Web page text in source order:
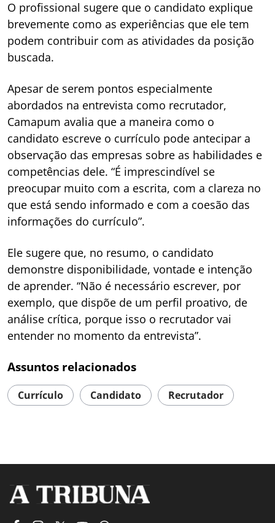
O profissional sugere que o candidato explique
brevemente como as experiências que ele tem
podem contribuir com as atividades da posição
buscada.
Apesar de serem pontos especialmente
abordados na entrevista como recrutador,
Camapum avalia que a maneira como o
candidato escreve o currículo pode antecipar a
observação das empresas sobre as habilidades e
competências dele. “É imprescindível se
preocupar muito com a escrita, com a clareza no
que está sendo informado e com a coesão das
informações do currículo”.
Ele sugere que, no resumo, o candidato
demonstre disponibilidade, vontade e intenção
de aprender. “Não é necessário escrever, por
exemplo, que dispõe de um perfil proativo, de
análise crítica, porque isso o recrutador vai
entender no momento da entrevista”.
Assuntos relacionados
Currículo Candidato Recrutador